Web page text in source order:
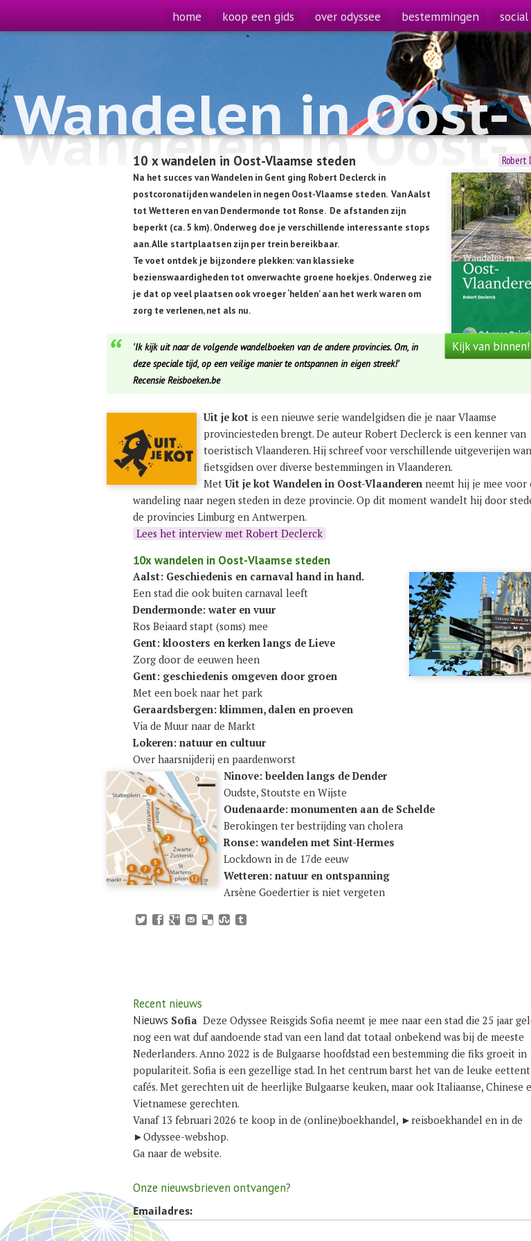
home koop een gids over odyssee bestemmingen
Wandelen in Oost-
Wandelen in Oost-
Robert
Kijk van binnen!
10 x wandelen in Oost-Vlaamse steden
Na het succes van Wandelen in Gent ging Robert Declerck in
postcoronatijden wandelen in negen Oost-Vlaamse steden. Van Aalst
tot Wetteren en van Dendermonde tot Ronse. De afstanden zijn
beperkt (ca. 5 km). Onderweg doe je verschillende interessante stops
aan. Alle startplaatsen zijn per trein bereikbaar.
Te voet ontdek je bijzondere plekken: van klassieke
bezienswaardigheden tot onverwachte groene hoekjes. Onderweg zie
je dat op veel plaatsen ook vroeger ‘helden’ aan het werk waren om
zorg te verlenen, net als nu.
'Ik kijk uit naar de volgende wandelboeken van de andere provincies. Om, in
deze speciale tijd, op een veilige manier te ontspannen in eigen streek!'
Recensie Reisboeken.be
Uit je kot is een nieuwe serie wandelgidsen die je naar Vlaamse
provinciesteden brengt. De auteur Robert Declerck is een kenner van
toeristisch Vlaanderen. Hij schreef voor verschillende uitgeverijen
fietsgidsen over diverse bestemmingen in Vlaanderen.
MetUit je kot Wandelen in Oost-Vlaanderen neemt hij je mee voor
wandeling naar negen steden in deze provincie. Op dit moment wandelt hij door
de provincies Limburg en Antwerpen.
Lees het interview met Robert Declerck
10x wandelen in Oost-Vlaamse steden
​​Aalst: Geschie​de​nis en car​na​val hand in hand.
Een stad die ook bui​ten car​na​val leeft
Den​der​monde: water en vuur
Ros Bei​aard stapt (soms) mee
Gent: kloos​ters en ker​ken langs de Lieve
Zorg door de eeu​wen heen
Gent: geschie​de​nis omge​ven door groen
Met een boek naar het park
Ger​aards​ber​gen: klim​men, dalen en proe​ven
Via de Muur naar de Markt
Loke​ren: natuur en cul​tuur
Over haar​snij​de​rij en paar​den​worst
​​Nin​ove: beel​den langs de Den​der
Oud​ste, Stout​ste en Wijste
Ouden​aarde: monu​men​ten aan de Schelde
Bero​kin​gen ter bestrij​ding van cho​lera
Ronse: wan​de​len met Sint-Her​mes
Lock​down in de 17de eeuw
Wet​te​ren: natuur en ont​span​ning
Arsène Goe​der​tier is niet ver​ge​ten
Recent nieuws
Nieuws Sofia Deze Odyssee Reisgids Sofia neemt je mee naar een stad die 25 jaar
nog een wat duf aandoende stad van een land dat totaal onbekend was bij de meeste
Nederlanders. Anno 2022 is de Bulgaarse hoofdstad een bestemming die fiks groeit in
populariteit. Sofia is een gezellige stad. In het centrum barst het van de leuke
cafés. Met gerechten uit de heerlijke Bulgaarse keuken, maar ook Italiaanse, Chinese
Vietnamese gerechten.
Vanaf 13 februari 2026 te koop in de (online)boekhandel, ►reisboekhandel en in de
►Odyssee-webshop.
Ga naar de website.
Onze nieuwsbrieven ontvangen?
Emailadres: